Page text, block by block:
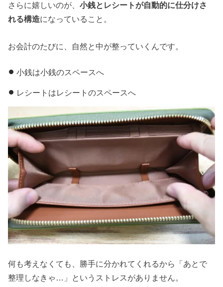
さらに嬉しいのが、小銭とレシートが自動的に仕分けさ
れる構造になっていること。
お会計のたびに、自然と中が整っていくんです。
小銭は小銭のスペースへ
レシートはレシートのスペースへ
何も考えなくても、勝手に分かれてくれるから「あとで
整理しなきゃ…」というストレスがありません。